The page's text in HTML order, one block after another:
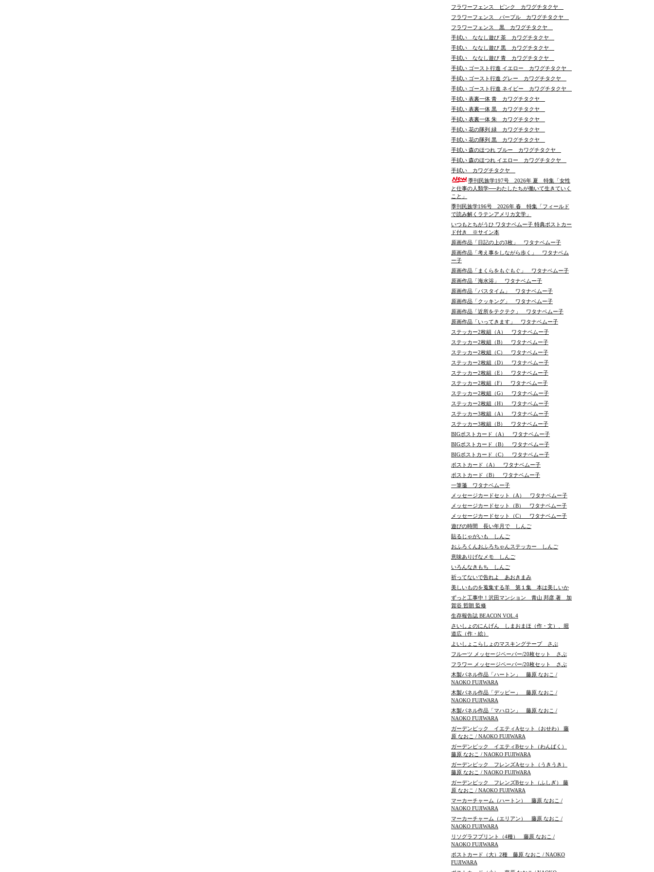
フラワーフェンス ピンク カワグチタクヤ
フラワーフェンス パープル カワグチタクヤ
フラワーフェンス 黒 カワグチタクヤ
手拭い ななし遊び 茶 カワグチタクヤ
手拭い ななし遊び 黒 カワグチタクヤ
手拭い ななし遊び 青 カワグチタクヤ
手拭い ゴースト行進 イエロー カワグチタクヤ
手拭い ゴースト行進 グレー カワグチタクヤ
手拭い ゴースト行進 ネイビー カワグチタクヤ
手拭い 表裏一体 青 カワグチタクヤ
手拭い 表裏一体 黒 カワグチタクヤ
手拭い 表裏一体 朱 カワグチタクヤ
手拭い 花の隊列 緑 カワグチタクヤ
手拭い 花の隊列 黒 カワグチタクヤ
手拭い 森のほつれ ブルー カワグチタクヤ
手拭い 森のほつれ イエロー カワグチタクヤ
手拭い カワグチタクヤ
季刊民族学197号 2026年 夏 特集「女性
と仕事の人類学──わたしたちが働いて生きていく
こと」
季刊民族学196号 2026年 春 特集「フィールド
で読み解くラテンアメリカ文学」
いつもとちがうひ ワタナベムー子 特典ポストカー
ド付き ※サイン本
原画作品「日記の上の3枚」 ワタナベムー子
原画作品「考え事をしながら歩く」 ワタナベム
ー子
原画作品「まくらをもぐもぐ」 ワタナベムー子
原画作品「海水浴」 ワタナベムー子
原画作品「バスタイム」 ワタナベムー子
原画作品「クッキング」 ワタナベムー子
原画作品「近所をテクテク」 ワタナベムー子
原画作品「いってきます」 ワタナベムー子
ステッカー2枚組（A） ワタナベムー子
ステッカー2枚組（B） ワタナベムー子
ステッカー2枚組（C） ワタナベムー子
ステッカー2枚組（D） ワタナベムー子
ステッカー2枚組（E） ワタナベムー子
ステッカー2枚組（F） ワタナベムー子
ステッカー2枚組（G） ワタナベムー子
ステッカー2枚組（H） ワタナベムー子
ステッカー3枚組（A） ワタナベムー子
ステッカー3枚組（B） ワタナベムー子
BIGポストカード（A） ワタナベムー子
BIGポストカード（B） ワタナベムー子
BIGポストカード（C） ワタナベムー子
ポストカード（A） ワタナベムー子
ポストカード（B） ワタナベムー子
一筆箋 ワタナベムー子
メッセージカードセット（A） ワタナベムー子
メッセージカードセット（B） ワタナベムー子
メッセージカードセット（C） ワタナベムー子
遊びの時間 長い年月で しんご
貼るじゃがいも しんご
おふろくんおふろちゃんステッカー しんご
意味ありげなメモ しんご
いろんなきもち しんご
祈ってないで告れよ あおきまみ
美しいものを蒐集する羊 第１集 本は美しいか
ずっと工事中！沢田マンション 青山 邦彦 著 加
賀谷 哲朗 監修
生存報告誌 BEACON VOL.4
さいしょのにんげん しまおまほ（作・文）、堀
道広（作・絵）
よいしょこらしょのマスキングテープ さぶ
フルーツ メッセージペーパー/20枚セット さぶ
フラワー メッセージペーパー/20枚セット さぶ
木製パネル作品「ハートン」 藤原 なおこ /
NAOKO FUJIWARA
木製パネル作品「デッピー」 藤原 なおこ /
NAOKO FUJIWARA
木製パネル作品「マハロン」 藤原 なおこ /
NAOKO FUJIWARA
ガーデンピック イエティAセット（おせわ） 藤
原 なおこ / NAOKO FUJIWARA
ガーデンピック イエティBセット（わんぱく）
藤原 なおこ / NAOKO FUJIWARA
ガーデンピック フレンズAセット（うきうき）
藤原 なおこ / NAOKO FUJIWARA
ガーデンピック フレンズBセット（ふしぎ） 藤
原 なおこ / NAOKO FUJIWARA
マーカーチャーム（ハートン） 藤原 なおこ /
NAOKO FUJIWARA
マーカーチャーム（エリアン） 藤原 なおこ /
NAOKO FUJIWARA
リソグラフプリント（4種） 藤原 なおこ /
NAOKO FUJIWARA
ポストカード（大）2種 藤原 なおこ / NAOKO
FUJIWARA